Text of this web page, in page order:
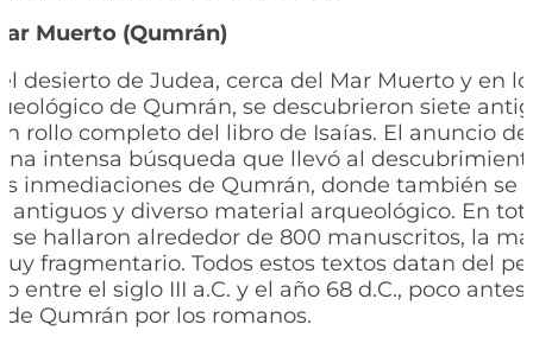
Muerto (Qumrán)
el desierto de Judea, cerca del Mar Muerto y en
de Qumrán, se descubrieron siete
rollo completo del libro de Isaías. El anuncio
intensa búsqueda que llevó al
inmediaciones de Qumrán, donde también se
antiguos y diverso material arqueológico. En
se hallaron alrededor de 800 manuscritos, la
fragmentario. Todos estos textos datan del
entre el siglo III a.C. y el año 68 d.C., poco antes
Qumrán por los romanos.